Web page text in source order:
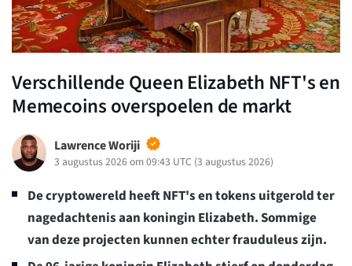
Verschillende Queen Elizabeth NFT's en
Memecoins overspoelen de markt
Lawrence Woriji
3 augustus 2026 om 09:43 UTC (3 augustus 2026)
De cryptowereld heeft NFT's en tokens uitgerold ter
nagedachtenis aan koningin Elizabeth. Sommige
van deze projecten kunnen echter frauduleus zijn.